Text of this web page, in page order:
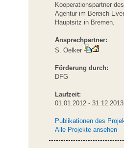
Kooperationspartner
Agentur im Bereich
Hauptsitz in Bremen.
Ansprechpartner:
S. Oelker
Förderung durch:
DFG
Laufzeit:
01.01.2012 - 31.12.2013
Publikationen des
Alle Projekte ansehen